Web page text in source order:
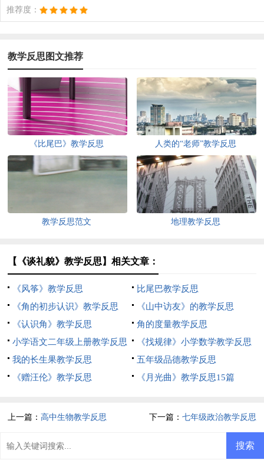
推荐度：
教学反思图文推荐
《比尾巴》教学反思 人类的“老师”教学反思
教学反思范文 地理教学反思
【《谈礼貌》教学反思】相关文章：
《风筝》教学反思
比尾巴教学反思
《角的初步认识》教学反思
《山中访友》的教学反思
《认识角》教学反思
角的度量教学反思
小学语文二年级上册教学反思
《找规律》小学数学教学反思
我的长生果教学反思
五年级品德教学反思
《赠汪伦》教学反思
《月光曲》教学反思15篇
上一篇：高中生物教学反思 下一篇： 七年级政治教学反思